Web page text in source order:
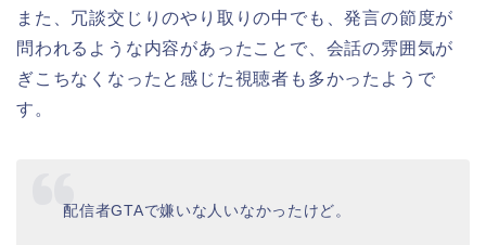
また、冗談交じりのやり取りの中でも、発言の節度が
問われるような内容があったことで、会話の雰囲気が
ぎこちなくなったと感じた視聴者も多かったようで
す。
配信者GTAで嫌いな人いなかったけど。